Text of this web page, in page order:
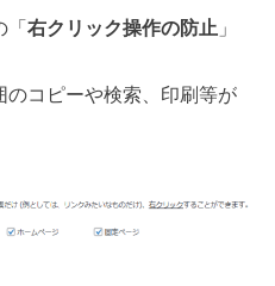
「右クリック操作の防止 」
コピーや検索、印刷等が